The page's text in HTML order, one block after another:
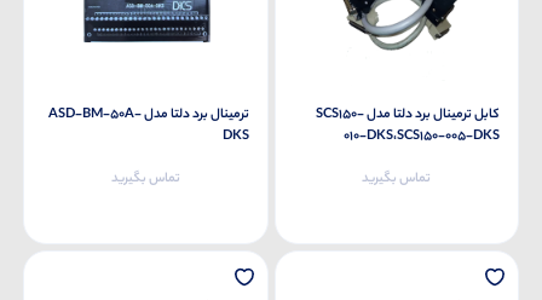
کابل ترمینال برد دلتا مدل SCS150-
010-DKS،SCS150-005-DKS
تماس بگیرید
ترمینال برد دلتا مدل ASD-BM-50A-
DKS
تماس بگیرید